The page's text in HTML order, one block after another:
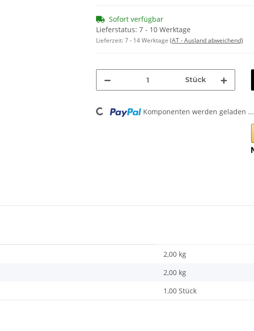
Sofort verfügbar
Lieferstatus: 7 - 10 Werktage
Lieferzeit:7 - 14 Werktage (AT - Ausland abweichend)
Stück
Loading... Komponenten werden geladen ...
2,00 kg
2,00 kg
1,00 Stück